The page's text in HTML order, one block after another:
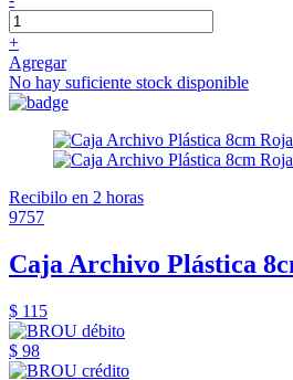
+
Agregar
No hay suficiente stock disponible
Recibilo en 2 horas
9757
Caja Archivo Plástica
$ 115
$ 98